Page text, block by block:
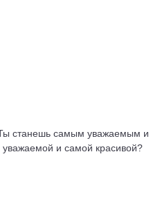
станешь самым уважаемым и
и самой красивой?